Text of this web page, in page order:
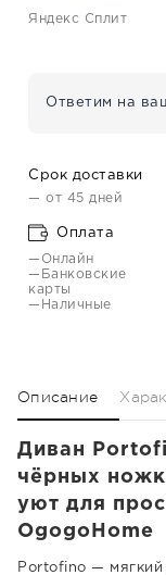
Яндекс Сплит
Ответим на
Срок доставки
— от 45 дней
Оплата
—Онлайн
—Банковские
карты
—Наличные
Описание
Диван
чёрных
уют для
OgogoHome
Portofino — мягкий